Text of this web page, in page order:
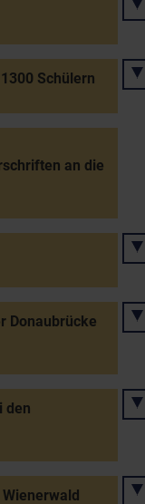
Schülern
an die
Donaubrücke
den